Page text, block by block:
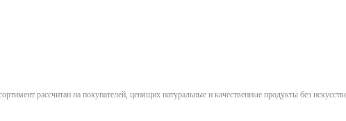
рассчитан на покупателей, ценящих натуральные и качественные продукты без